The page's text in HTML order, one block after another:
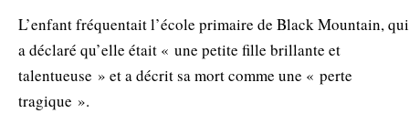
L’enfant fréquentait l’école primaire de Black Mountain, qui
a déclaré qu’elle était « une petite fille brillante et
talentueuse » et a décrit sa mort comme une « perte
tragique ».